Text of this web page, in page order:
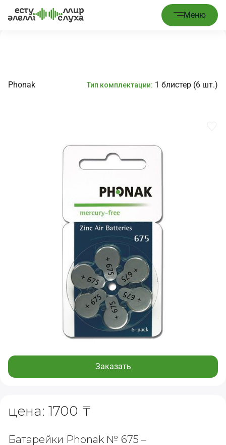
Меню
Главная / Расходные материалы Батарейки № 675 Phonak
Phonak Тип комплектации: 1 блистер (6 шт.)
Заказать
цена: 1700 ₸
Батарейки Phonak № 675 –